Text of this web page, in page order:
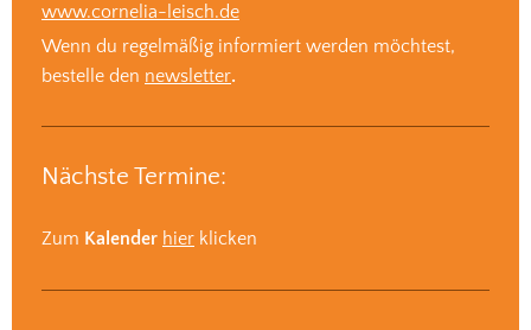
www.cornelia-leisch.de
Wenn du regelmäßig informiert werden möchtest,
bestelle den newsletter.
Nächste Termine:
Zum Kalender hier klicken